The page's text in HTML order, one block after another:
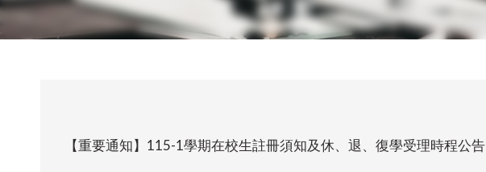
【重要通知】115-1學期在校生註冊須知及休、退、復學受理時程公告